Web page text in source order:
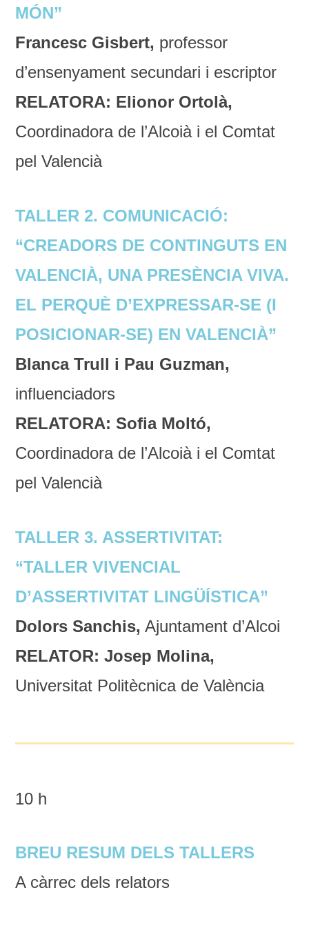
MÓN”
Francesc Gisbert, professor
d’ensenyament secundari i escriptor
RELATORA: Elionor Ortolà,
Coordinadora de l’Alcoià i el Comtat
pel Valencià
TALLER 2. COMUNICACIÓ:
“CREADORS DE CONTINGUTS EN
VALENCIÀ, UNA PRESÈNCIA VIVA.
EL PERQUÈ D’EXPRESSAR-SE (I
POSICIONAR-SE) EN VALENCIÀ”
Blanca Trull i Pau Guzman,
influenciadors
RELATORA: Sofia Moltó,
Coordinadora de l’Alcoià i el Comtat
pel Valencià
TALLER 3. ASSERTIVITAT:
“TALLER VIVENCIAL
D’ASSERTIVITAT LINGÜÍSTICA”
Dolors Sanchis, Ajuntament d’Alcoi
RELATOR: Josep Molina,
Universitat Politècnica de València
10 h
BREU RESUM DELS TALLERS
A càrrec dels relators